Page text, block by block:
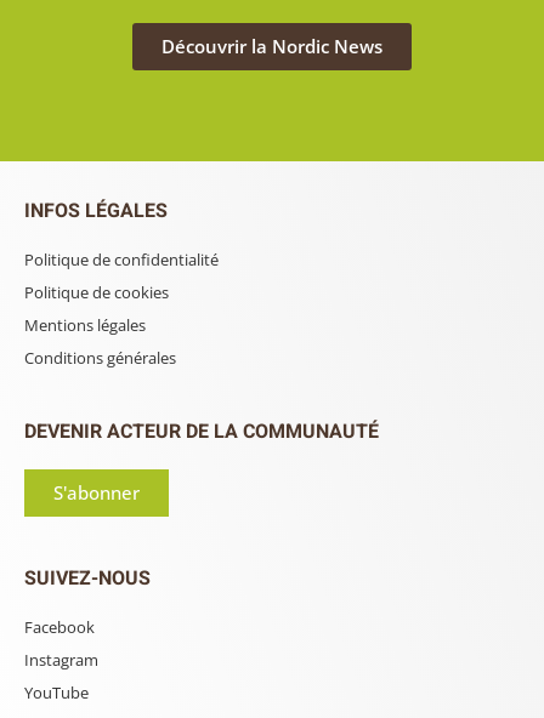
Découvrir la Nordic News
INFOS LÉGALES
Politique de confidentialité
Politique de cookies
Mentions légales
Conditions générales
DEVENIR ACTEUR DE LA COMMUNAUTÉ
S'abonner
SUIVEZ-NOUS
Facebook
Instagram
YouTube